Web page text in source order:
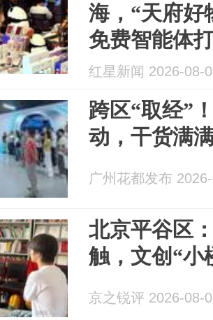
海，“天府好
免费智能体
红星新闻 2026-08-
跨区“取经”
动，干货满
广州花都发布
北京平谷区
触，文创“小
京之锐评 2026-08-